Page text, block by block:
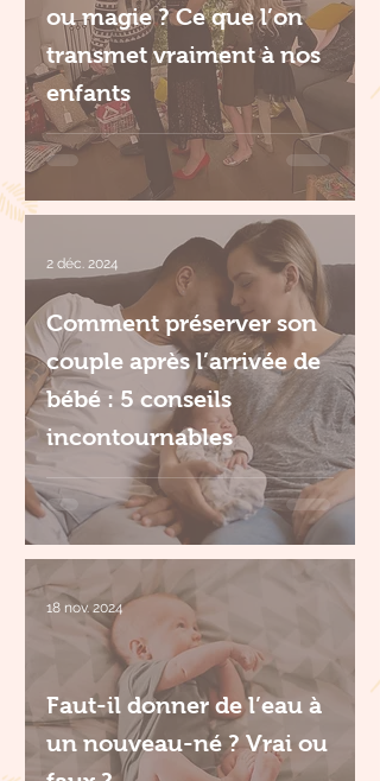
ou magie ? Ce que l’on
transmet vraiment à nos
enfants
Comment préserver son
couple après l’arrivée de
bébé : 5 conseils
incontournables
2 déc. 2024
Faut-il donner de l’eau à
un nouveau-né ? Vrai ou
18 nov. 2024